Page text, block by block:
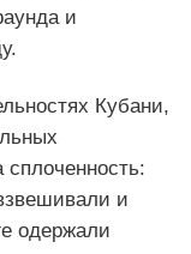
и
Кубани,
и
одержали